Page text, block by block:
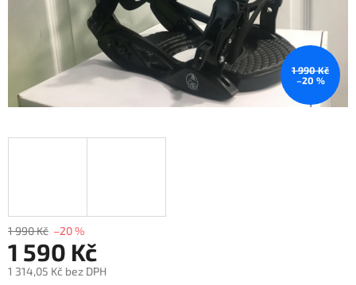
1 990 Kč
–20 %
1 990 Kč –20 %
1 590 Kč
1 314,05 Kč bez DPH